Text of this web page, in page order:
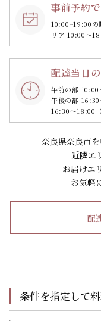
事前予約
10:00~19:00の
リア 10:00～
配達当日
午前の部
午後の部
16:30～18:00
奈良県奈良市
近隣エ
お届けエ
お気軽
配
条件を指定して